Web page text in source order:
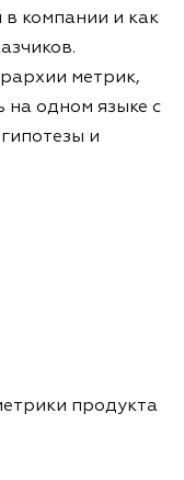
в компании и как
метрик,
на одном языке с
и
продукта